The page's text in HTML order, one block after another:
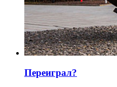
Переиграл?